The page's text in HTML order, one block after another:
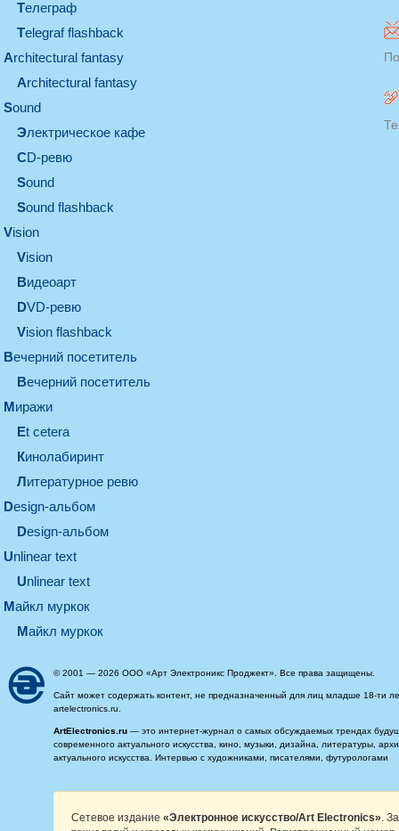
телеграф
Telegraf flashback
architectural fantasy
architectural fantasy
sound
электрическое кафе
CD-ревю
sound
Sound flashback
vision
vision
видеоарт
DVD-ревю
Vision flashback
вечерний посетитель
вечерний посетитель
миражи
et cetera
кинолабиринт
литературное ревю
design-альбом
design-альбом
unlinear text
Unlinear text
майкл муркок
майкл муркок
© 2001 — 2026 ООО «Арт Электроникс Проджект». Все права защищены.
Сайт может содержать контент, не предназначенный для лиц младше 18-ти
artelectronics.ru.
ArtElectronics.ru — это интернет-журнал о самых обсуждаемых трендах
современного актуального искусства, кино, музыки, дизайна, литературы,
актуального искусства. Интервью с художниками, писателями, футурологами
Сетевое издание «Электронное искусство/Art Electronics» .